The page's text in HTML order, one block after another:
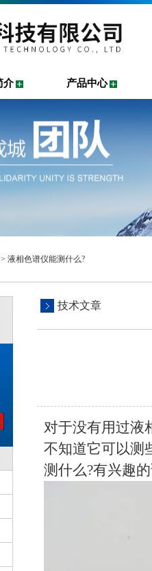
介 产品中心
液相色谱仪能测什么?
技术文章
对于没有用过液
不知道它可以测
测什么?有兴趣